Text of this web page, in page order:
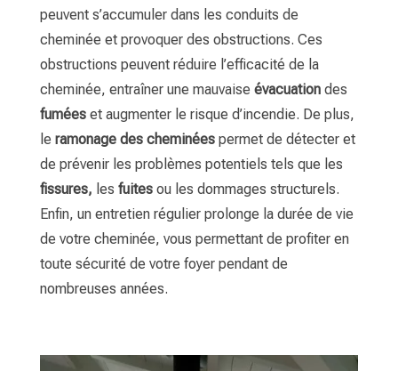
peuvent s’accumuler dans les conduits de
cheminée et provoquer des obstructions. Ces
obstructions peuvent réduire l’efficacité de la
cheminée, entraîner une mauvaise évacuationdes
fuméeset augmenter le risque d’incendie. De plus,
le ramonage des cheminéespermet de détecter et
de prévenir les problèmes potentiels tels que les
fissures, les fuitesou les dommages structurels.
Enfin, un entretien régulier prolonge la durée de vie
de votre cheminée, vous permettant de profiter en
toute sécurité de votre foyer pendant de
nombreuses années.